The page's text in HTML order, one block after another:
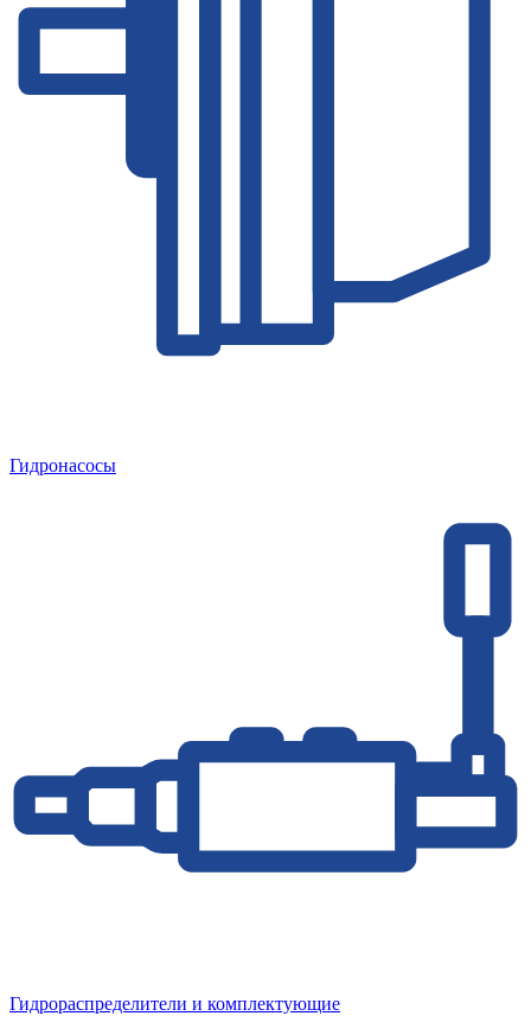
Гидронасосы
Гидрораспределители и комплектующие